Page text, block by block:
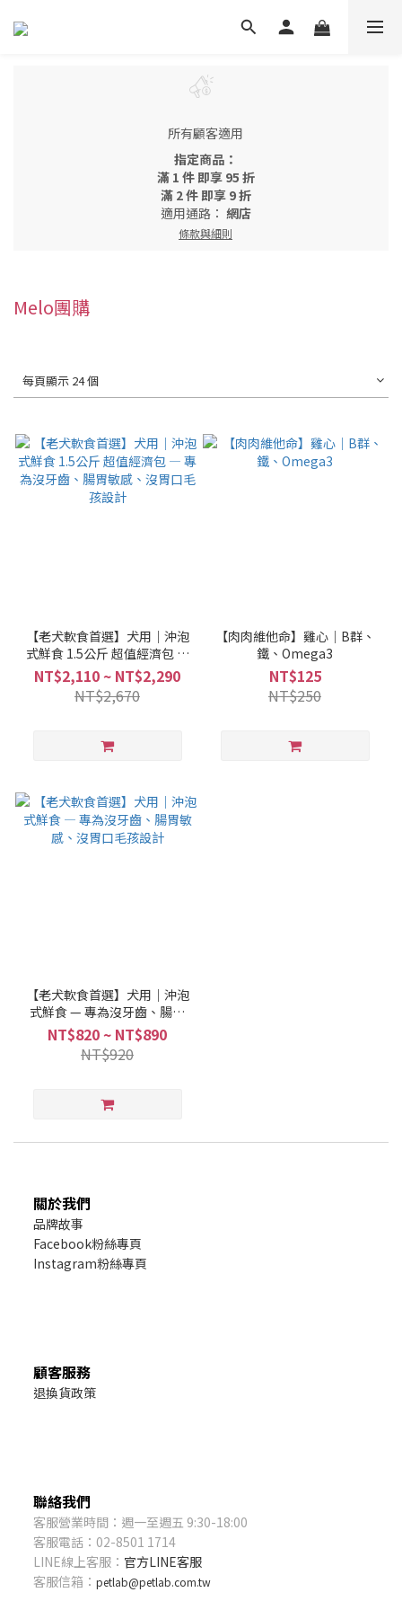
所有顧客適用
指定商品：
滿 1 件 即享 95 折
滿 2 件 即享 9 折
適用通路： 網店
條款與細則
Melo團購
每頁顯示 24 個
【老犬軟食首選】犬用｜沖泡
式鮮食 1.5公斤 超值經濟包 —
專為沒牙齒、腸胃敏感、沒胃
口毛孩設計
NT$2,110 ~ NT$2,290
NT$2,670
【肉肉維他命】雞心｜B群、
鐵、Omega3
NT$125
NT$250
【老犬軟食首選】犬用｜沖泡
式鮮食 — 專為沒牙齒、腸胃
敏感、沒胃口毛孩設計
NT$820 ~ NT$890
NT$920
關於我們
品牌故事
Facebook粉絲專頁
Instagram粉絲專頁
顧客服務
退換貨政策
聯絡我們
客服營業時間：週一至週五 9:30-18:00
客服電話：02-8501 1714
LINE線上客服： 官方LINE客服
客服信箱： petlab@petlab.com.tw